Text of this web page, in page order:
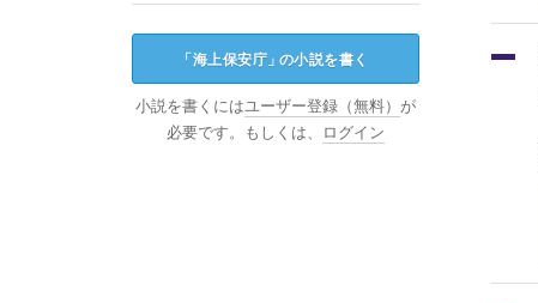
「海上保安庁 」の小説を書く
小説を書くにはユーザー登録（無料） が
必要です。もしくは、
ログイン